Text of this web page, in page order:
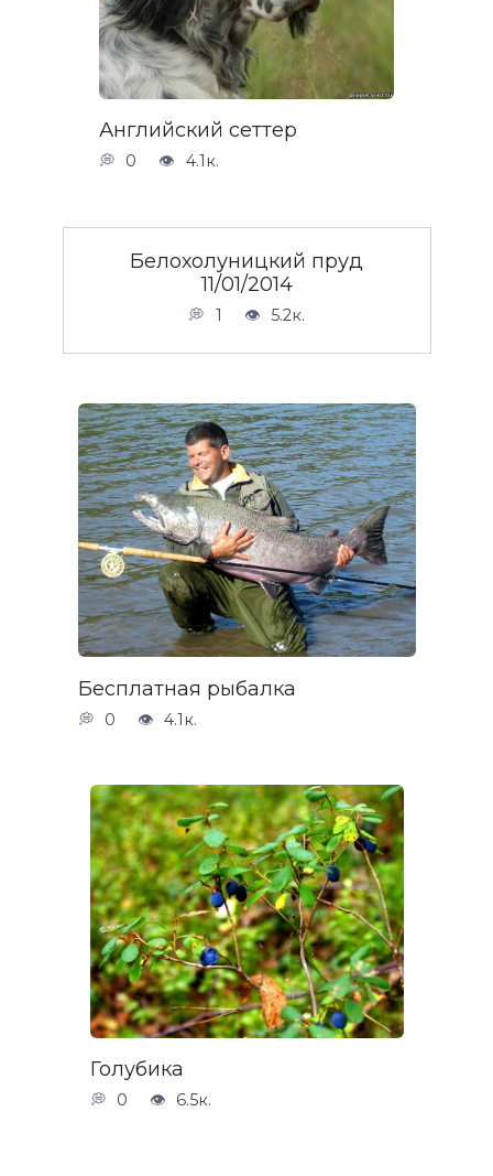
Английский сеттер
0 4.1к.
Белохолуницкий пруд
11/01/2014
1 5.2к.
Бесплатная рыбалка
0 4.1к.
Голубика
0 6.5к.